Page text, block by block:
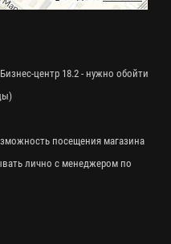
центр 18.2 - нужно обойти
посещения магазина
лично с менеджером по